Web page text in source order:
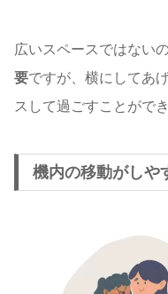
広いスペースではない
要ですが、横にしてあ
スして過ごすことがで
機内の移動がしや